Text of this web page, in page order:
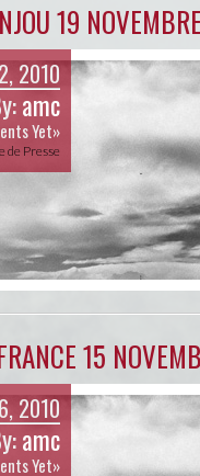
19
2010
amc
Yet»
de Presse
15
2010
amc
Yet»